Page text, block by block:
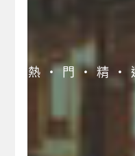
熱 ‧ 門 ‧ 精 ‧